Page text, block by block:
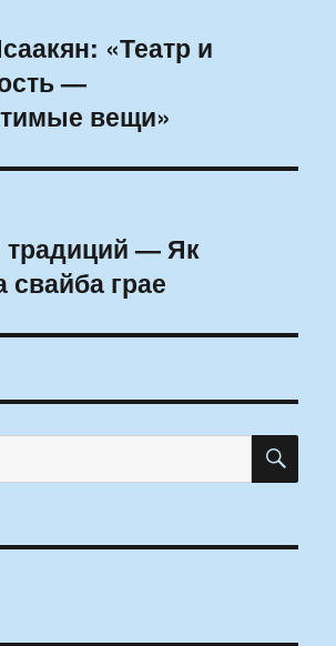
«Театр и
—
вещи»
— Як
свайба грае